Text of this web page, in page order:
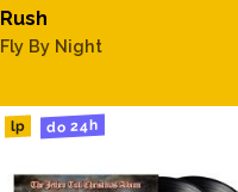
Rush
Fly By Night
lp do 24h